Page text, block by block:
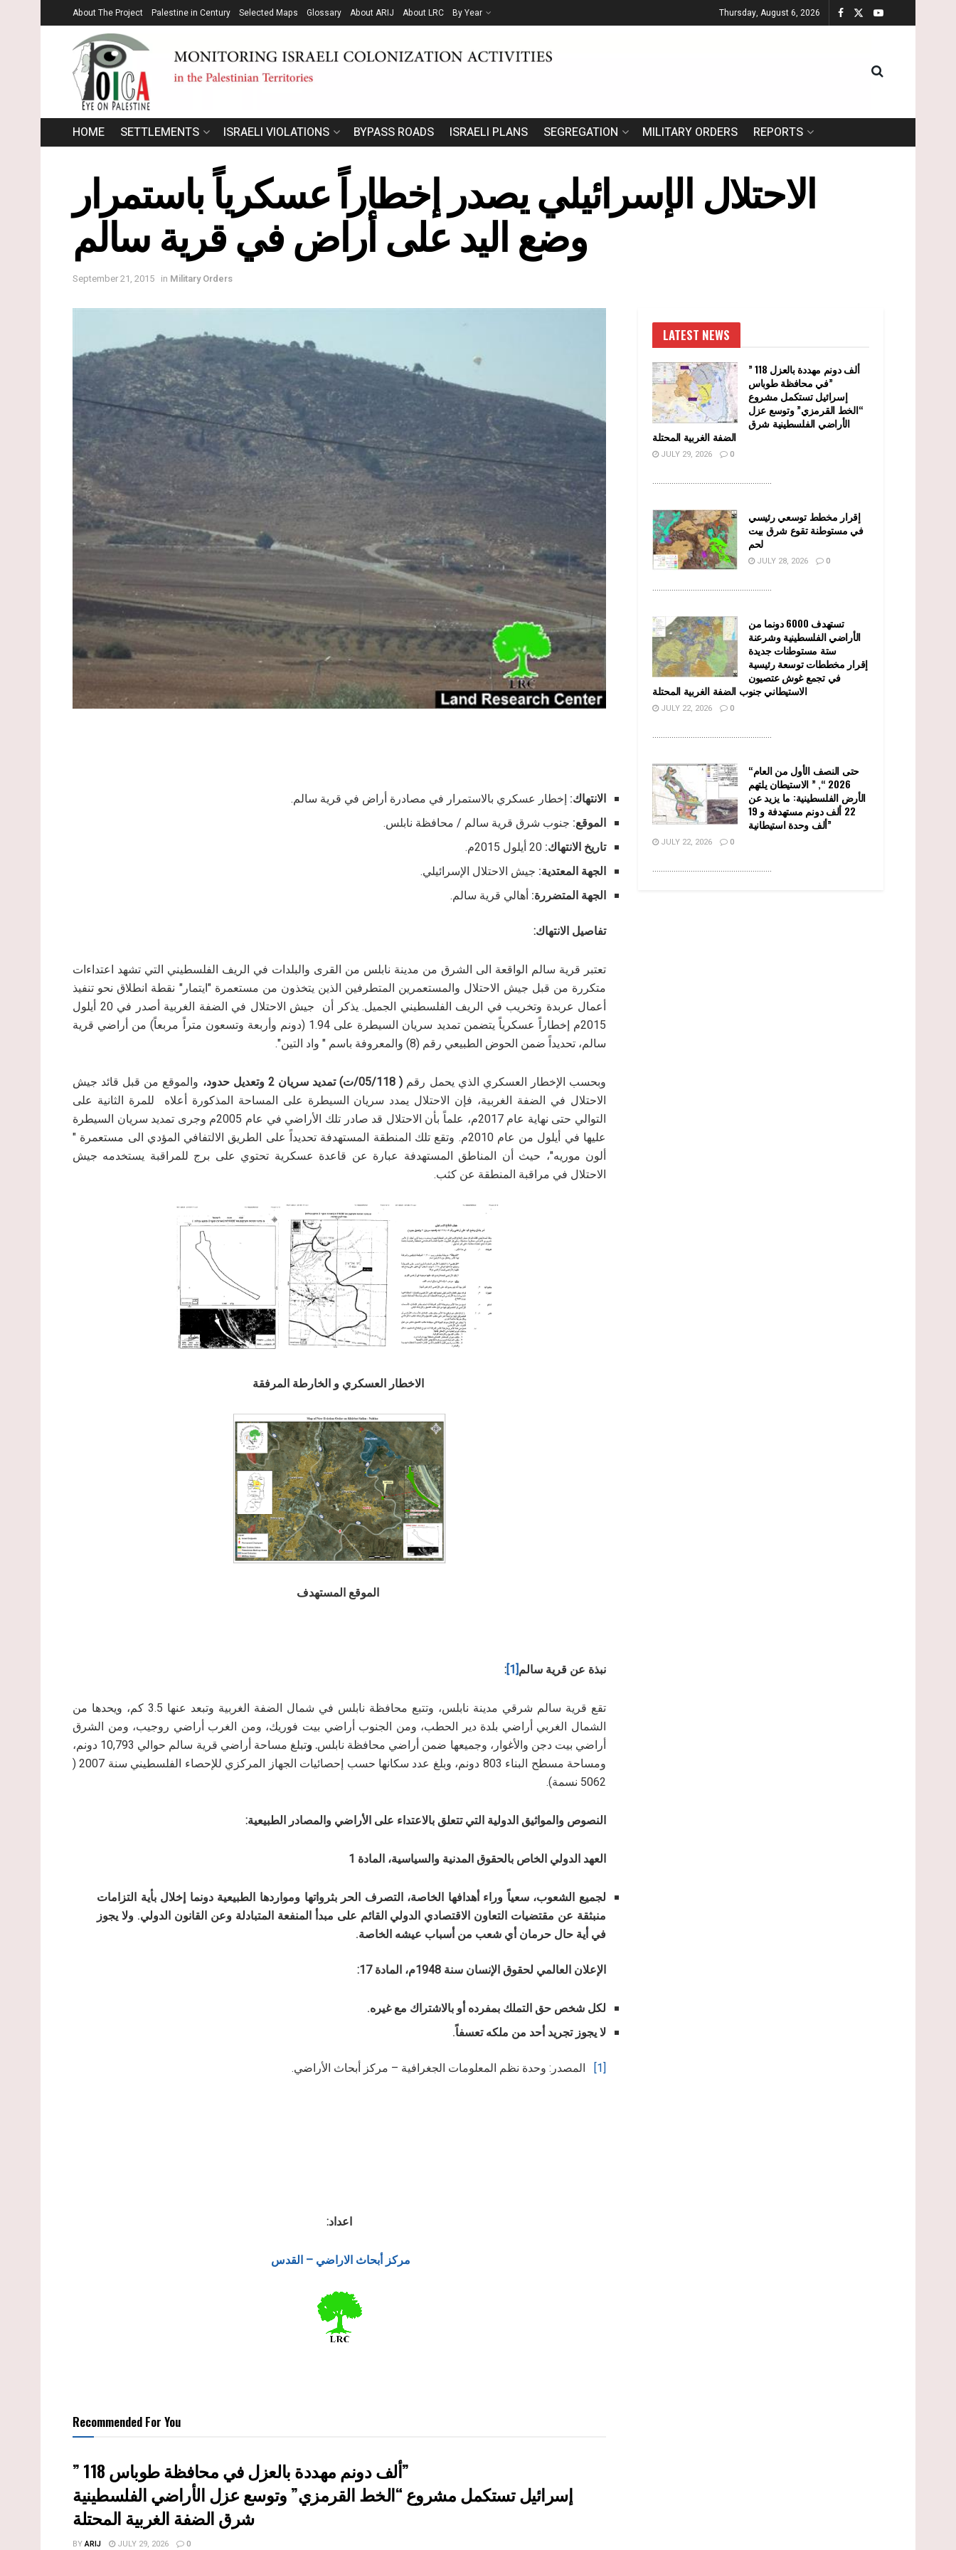
About The Project Palestine in Century Selected Maps Glossary About ARIJ About LRC By Year Thursday, August 6, 2026
HOME SETTLEMENTS ISRAELI VIOLATIONS BYPASS ROADS ISRAELI PLANS SEGREGATION MILITARY ORDERS REPORTS
الاحتلال الإسرائيلي يصدر إخطاراً عسكرياً باستمرار
وضع اليد على أراض في قرية سالم
September 21, 2015 in Military Orders
الانتهاك: إخطار عسكري بالاستمرار في مصادرة أراض في قرية سالم.
الموقع: جنوب شرق قرية سالم / محافظة نابلس.
تاريخ الانتهاك:
الجهة المعتدية: جيش الاحتلال الإسرائيلي.
الجهة المتضررة: أهالي قرية سالم.
تفاصيل الانتهاك:
تعتبر قرية سالم الواقعة الى الشرق من مدينة نابلس من القرى والبلدات في الريف الفلسطيني التي تشهد اعتداءات
متكررة من قبل جيش الاحتلال والمستعمرين المتطرفين الذين يتخذون من مستعمرة "ايتمار" نقطة انطلاق نحو تنفيذ
أعمال عربدة وتخريب في الريف الفلسطيني الجميل.
يذكر أن جيش الاحتلال في الضفة الغربية أصدر في 20 أيلول
2015م إخطاراً عسكرياً يتضمن تمديد سريان السيطرة على 1.94 (دونم وأربعة وتسعون متراً مربعاً) من أراضي قرية
سالم، تحديداً ضمن الحوض الطبيعي رقم (8) والمعروفة باسم " واد التين".
وبحسب الإخطار العسكري الذي يحمل رقم ( 05/118/ت) تمديد سريان 2 وتعديل حدود،
والموقع من قبل قائد جيش
الاحتلال في الضفة الغربية، فإن الاحتلال يمدد سريان السيطرة على المساحة المذكورة أعلاه للمرة الثانية على
التوالي حتى نهاية عام 2017م، علماً بأن الاحتلال قد صادر تلك الأراضي في عام 2005م وجرى تمديد سريان السيطرة
عليها في أيلول من عام 2010م.
وتقع تلك المنطقة المستهدفة تحديداً على الطريق الالتفافي المؤدي الى مستعمرة "
ألون موريه"، حيث أن المناطق المستهدفة عبارة عن قاعدة عسكرية تحتوي على برج للمراقبة يستخدمه جيش
الاحتلال في مراقبة المنطقة عن كثب.
الاخطار العسكري و الخارطة المرفقة
الموقع المستهدف
نبذة عن قرية سالم[1]
:
تقع قرية سالم شرقي مدينة نابلس، وتتبع محافظة نابلس في شمال الضفة الغربية وتبعد عنها 3.5 كم، ويحدها من
الشمال الغربي أراضي بلدة دير الحطب، ومن الجنوب أراضي بيت فوريك، ومن الغرب أراضي روجيب، ومن الشرق
أراضي بيت دجن والأغوار، وجميعها ضمن أراضي محافظة نابلس.و
تبلغ مساحة أراضي قرية سالم حوالي 10,793 دونم،
ومساحة مسطح البناء 803 دونم، وبلغ عدد سكانها حسب إحصائيات الجهاز المركزي للإحصاء الفلسطيني سنة 2007 (
5062 نسمة).
النصوص والمواثيق الدولية التي تتعلق بالاعتداء على الأراضي والمصادر الطبيعية:
العهد الدولي الخاص بالحقوق المدنية والسياسية، المادة 1
لجميع الشعوب، سعياً وراء أهدافها الخاصة، التصرف الحر بثرواتها ومواردها الطبيعية دونما إخلال بأية التزامات
منبثقة عن مقتضيات التعاون الاقتصادي الدولي القائم على مبدأ المنفعة المتبادلة وعن القانون الدولي. ولا يجوز
في أية حال حرمان أي شعب من أسباب عيشه الخاصة.
الإعلان العالمي لحقوق الإنسان سنة 1948م، المادة 17:
لكل شخص حق التملك بمفرده أو بالاشتراك مع غيره.
لا يجوز تجريد أحد من ملكه تعسفاً.
[1] المصدر: وحدة نظم المعلومات الجغرافية – مركز أبحاث الأراضي.
اعداد:
مركز أبحاث الاراضي – القدس
Recommended For You
” 118 ألف دونم مهددة بالعزل في محافظة طوباس”
إسرائيل تستكمل مشروع “الخط القرمزي” وتوسع عزل الأراضي الفلسطينية
شرق الضفة الغربية المحتلة
BYARIJ JULY 29, 2026 0
LATEST NEWS
” 118 ألف دونم مهددة بالعزل
في محافظة طوباس”
إسرائيل تستكمل مشروع
“الخط القرمزي” وتوسع عزل
الأراضي الفلسطينية شرق
الضفة الغربية المحتلة
JULY 29, 2026 0
........................................................
إقرار مخطط توسعي رئيسي
في مستوطنة تقوع شرق بيت
لحم
JULY 28, 2026 0
........................................................
تستهدف 6000 دونما من
الأراضي الفلسطينية وشرعنة
ستة مستوطنات جديدة
إقرار مخططات توسعة رئيسية
في تجمع غوش عتصيون
الاستيطاني جنوب الضفة الغربية المحتلة
JULY 22, 2026 0
........................................................
“حتى النصف الأول من العام
2026 “, ” الاستيطان يلتهم
الأرض الفلسطينية: ما يزيد عن
22 ألف دونم مستهدفة و 19
ألف وحدة استيطانية”
JULY 22, 2026 0
........................................................